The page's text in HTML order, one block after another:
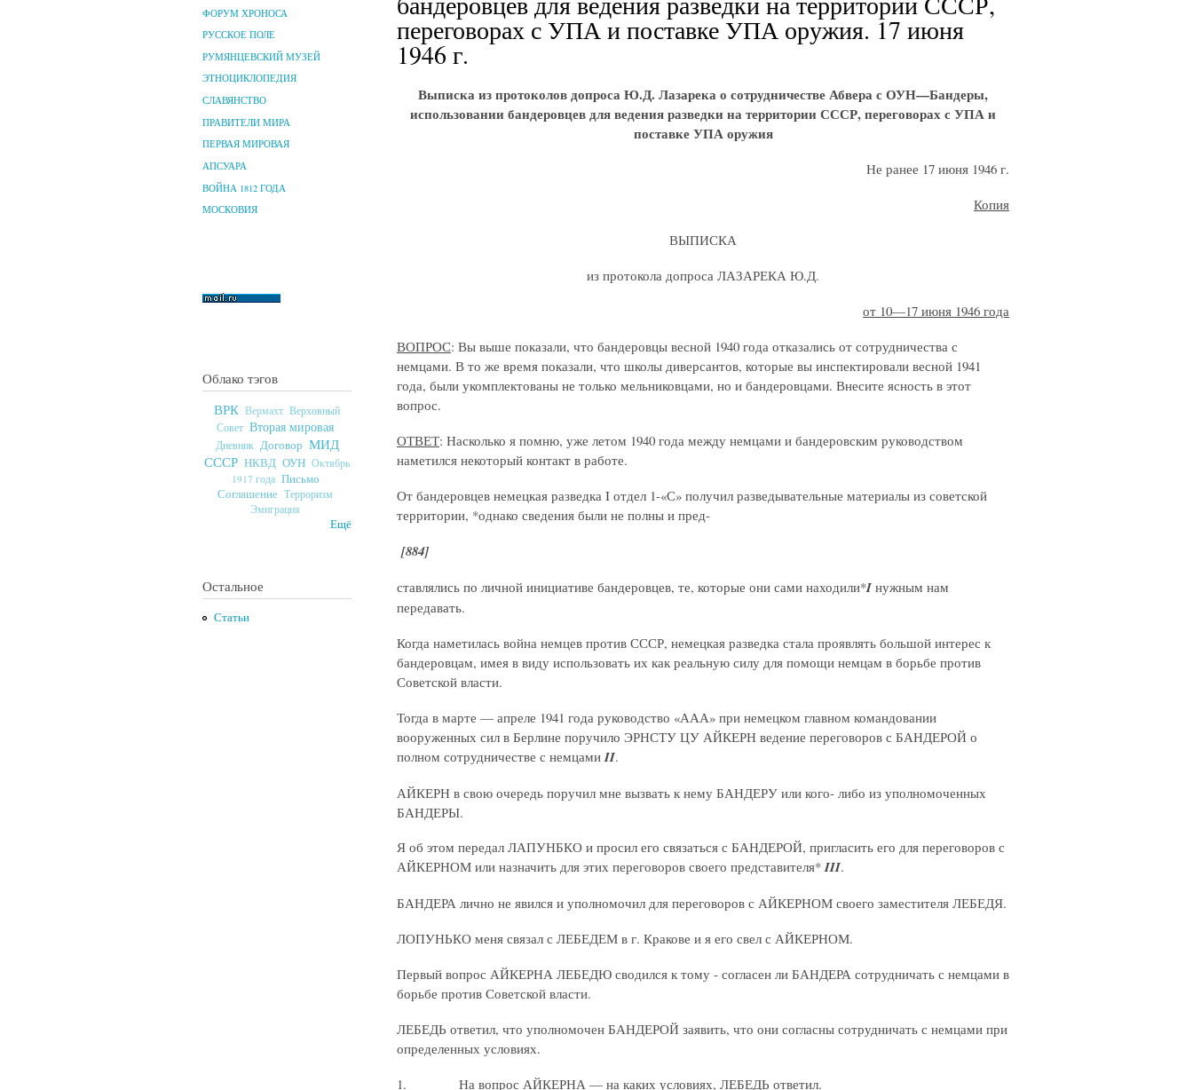
ФОРУМ ХРОНОСА
РУССКОЕ ПОЛЕ
РУМЯНЦЕВСКИЙ МУЗЕЙ
ЭТНОЦИКЛОПЕДИЯ
СЛАВЯНСТВО
ПРАВИТЕЛИ МИРА
ПЕРВАЯ МИРОВАЯ
АПСУАРА
ВОЙНА 1812 ГОДА
МОСКОВИЯ
Облако тэгов
ВРК Вермахт Верховный
Совет Вторая мировая
Дневник Договор МИД
СССР НКВД ОУН Октябрь
1917 года Письмо
Соглашение Терроризм
Эмиграция
Ещё
Остальное
Статьи
переговорах с УПА и поставке УПА оружия. 17 июня
1946 г.
Выписка из протоколов допроса Ю.Д. Лазарека о сотрудничестве Абвера с ОУН—Бандеры,
использовании бандеровцев для ведения разведки на территории СССР, переговорах с УПА и
поставке УПА оружия
Не ранее 17 июня 1946 г.
Копия
ВЫПИСКА
из протокола допроса ЛАЗАРЕКА Ю.Д.
от 10—17 июня 1946 года
ВОПРОС: Вы выше показали, что бандеровцы весной 1940 года отказались от сотрудничества с
немцами. В то же время показали, что школы диверсантов, которые вы инспектировали весной 1941
года, были укомплектованы не только мельниковцами, но и бандеровцами. Внесите ясность в этот
вопрос.
ОТВЕТ: Насколько я помню, уже летом 1940 года между немцами и бандеровским руководством
наметился некоторый контакт в работе.
От бандеровцев немецкая разведка I отдел 1-«С» получил разведывательные материалы из советской
территории, *однако сведения были не полны и пред-
[884]
ставлялись по личной инициативе бандеровцев, те, которые они сами находили*I нужным нам
передавать.
Когда наметилась война немцев против СССР, немецкая разведка стала проявлять большой интерес к
бандеровцам, имея в виду использовать их как реальную силу для помощи немцам в борьбе против
Советской власти.
Тогда в марте — апреле 1941 года руководство «ААА» при немецком главном командовании
вооруженных сил в Берлине поручило ЭРНСТУ ЦУ АЙКЕРН ведение переговоров с БАНДЕРОЙ о
полном сотрудничестве с немцами II.
АЙКЕРН в свою очередь поручил мне вызвать к нему БАНДЕРУ или кого- либо из уполномоченных
БАНДЕРЫ.
Я об этом передал ЛАПУНБКО и просил его связаться с БАНДЕРОЙ, пригласить его для переговоров с
АЙКЕРНОМ или назначить для этих переговоров своего представителя*III.
БАНДЕРА лично не явился и уполномочил для переговоров с АЙКЕРНОМ своего заместителя ЛЕБЕДЯ.
ЛОПУНЬКО меня связал с ЛЕБЕДЕМ в г. Кракове и я его свел с АЙКЕРНОМ.
Первый вопрос АЙКЕРНА ЛЕБЕДЮ сводился к тому - согласен ли БАНДЕРА сотрудничать с немцами в
борьбе против Советской власти.
ЛЕБЕДЬ ответил, что уполномочен БАНДЕРОЙ заявить, что они согласны сотрудничать с немцами при
определенных условиях.
1. На вопрос АЙКЕРНА — на каких условиях, ЛЕБЕДЬ ответил.